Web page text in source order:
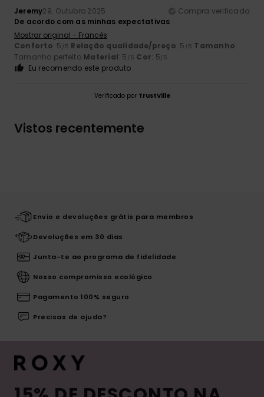
Jeremy29. Outubro 2025
Compra verificada
De acordo com as minhas expectativas
Mostrar original - Francês
Conforto: 5 /5 Relação qualidade/preço: 5 /5 Tamanho:
Tamanho perfeito Material: 5 /5 Cor: 5/5
Eu recomendo este produto
Verificado por TrustVille
Vistos recentemente
Envio e devoluções grátis para membros
Devoluções em 30 dias
Junta-te ao programa de fidelidade
Nosso compromisso ecológico
Pagamento 100% seguro
Precisas de ajuda?